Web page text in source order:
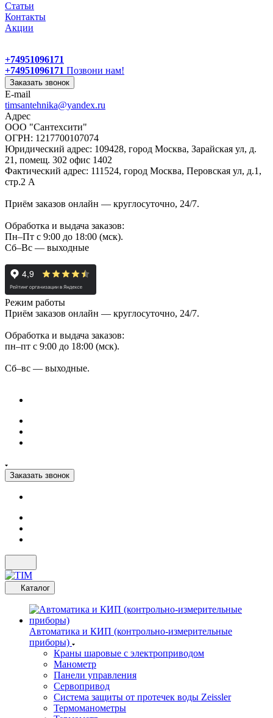
Статьи
Контакты
Акции
+74951096171
+74951096171 Позвони нам!
Заказать звонок
E-mail
timsantehnika@yandex.ru
Адрес
ООО "Сантехсити"
ОГРН: 1217700107074
Юридический адрес: 109428, город Москва, Зарайская ул, д.
21, помещ. 302 офис 1402
Фактический адрес: 111524, город Москва, Перовская ул, д.1,
стр.2 А
Приём заказов онлайн — круглосуточно, 24/7.
Обработка и выдача заказов:
Пн–Пт с 9:00 до 18:00 (мск).
Сб–Вс — выходные
Режим работы
Приём заказов онлайн — круглосуточно, 24/7.
Обработка и выдача заказов:
пн–пт с 9:00 до 18:00 (мск).
Сб–вс — выходные.
Заказать звонок
Каталог
Автоматика и КИП (контрольно-измерительные
приборы)
Краны шаровые с электроприводом
Манометр
Панели управления
Сервопривод
Система защиты от протечек воды Zeissler
Термоманометры